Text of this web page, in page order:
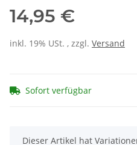
14,95 €
inkl. 19% USt. , zzgl. Versand
Sofort verfügbar
x
Dieser Artikel hat